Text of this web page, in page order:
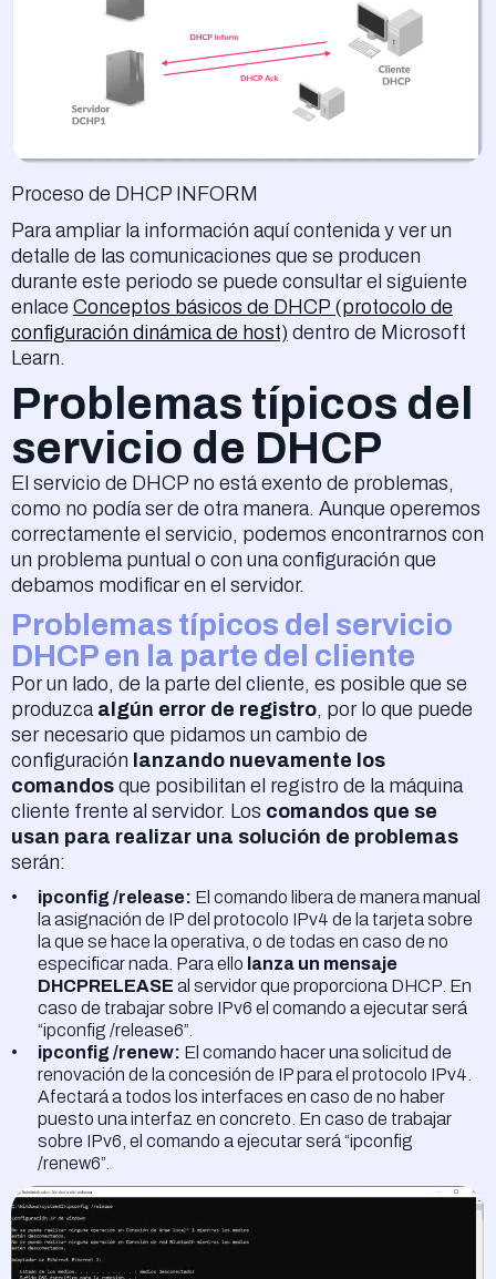
Proceso de DHCP INFORM
Para ampliar la información aquí contenida y ver un
detalle de las comunicaciones que se producen
durante este periodo se puede consultar el siguiente
enlace Conceptos básicos de DHCP (protocolo de
configuración dinámica de host) dentro de Microsoft
Learn.
Problemas típicos del
servicio de DHCP
El servicio de DHCP no está exento de problemas,
como no podía ser de otra manera. Aunque operemos
correctamente el servicio, podemos encontrarnos con
un problema puntual o con una configuración que
debamos modificar en el servidor.
Problemas típicos del servicio
DHCP en la parte del cliente
Por un lado, de la parte del cliente, es posible que se
produzca algún error de registro, por lo que puede
ser necesario que pidamos un cambio de
configuración lanzando nuevamente los
comandos que posibilitan el registro de la máquina
cliente frente al servidor. Los comandos que se
usan para realizar una solución de problemas
serán:
ipconfig /release: El comando libera de manera manual
la asignación de IP del protocolo IPv4 de la tarjeta sobre
la que se hace la operativa, o de todas en caso de no
especificar nada. Para ello lanza un mensaje
DHCPRELEASE al servidor que proporciona DHCP. En
caso de trabajar sobre IPv6 el comando a ejecutar será
“ipconfig /release6”.
ipconfig /renew: El comando hacer una solicitud de
renovación de la concesión de IP para el protocolo IPv4.
Afectará a todos los interfaces en caso de no haber
puesto una interfaz en concreto. En caso de trabajar
sobre IPv6, el comando a ejecutar será “ipconfig
/renew6”.